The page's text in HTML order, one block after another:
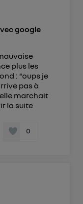
google
plus les
: "oups je
pas à
marchait
la suite
0